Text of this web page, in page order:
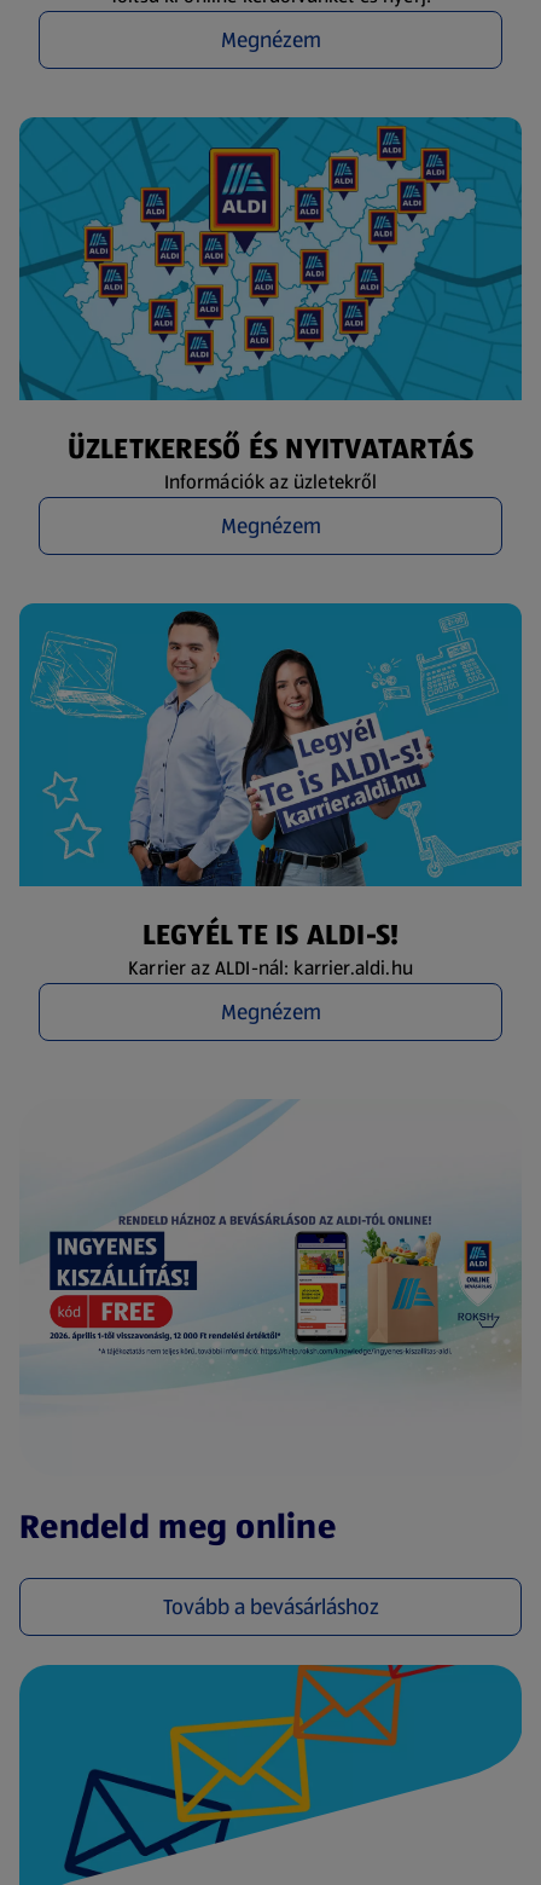
Megnézem
ÜZLETKERESŐ ÉS NYITVATARTÁS
Információk az üzletekről
Megnézem
LEGYÉL TE IS ALDI-S!
Karrier az ALDI-nál: karrier.aldi.hu
Megnézem
Rendeld meg online
Tovább a bevásárláshoz
(új oldalon nyílik meg)